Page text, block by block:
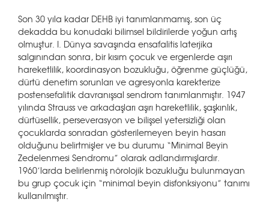
Son 30 yıla kadar DEHB iyi tanımlanmamış, son üç
dekadda bu konudaki bilimsel bildirilerde yoğun artış
olmuştur. I. Dünya savaşında ensafalitis laterjika
salgınından sonra, bir kısım çocuk ve ergenlerde aşırı
hareketlilik, koordinasyon bozukluğu, öğrenme güçlüğü,
dürtü denetim sorunları ve agresyonla karekterize
postensefalitik davranışsal sendrom tanımlanmıştır. 1947
yılında Strauss ve arkadaşları aşırı hareketlilik, şaşkınlık,
dürtüsellik, perseverasyon ve bilişsel yetersizliği olan
çocuklarda sonradan gösterilemeyen beyin hasarı
olduğunu belirtmişler ve bu durumu “Minimal Beyin
Zedelenmesi Sendromu” olarak adlandırmışlardır.
1960’larda belirlenmiş nörolojik bozukluğu bulunmayan
bu grup çocuk için “minimal beyin disfonksiyonu” tanımı
kullanılmıştır.